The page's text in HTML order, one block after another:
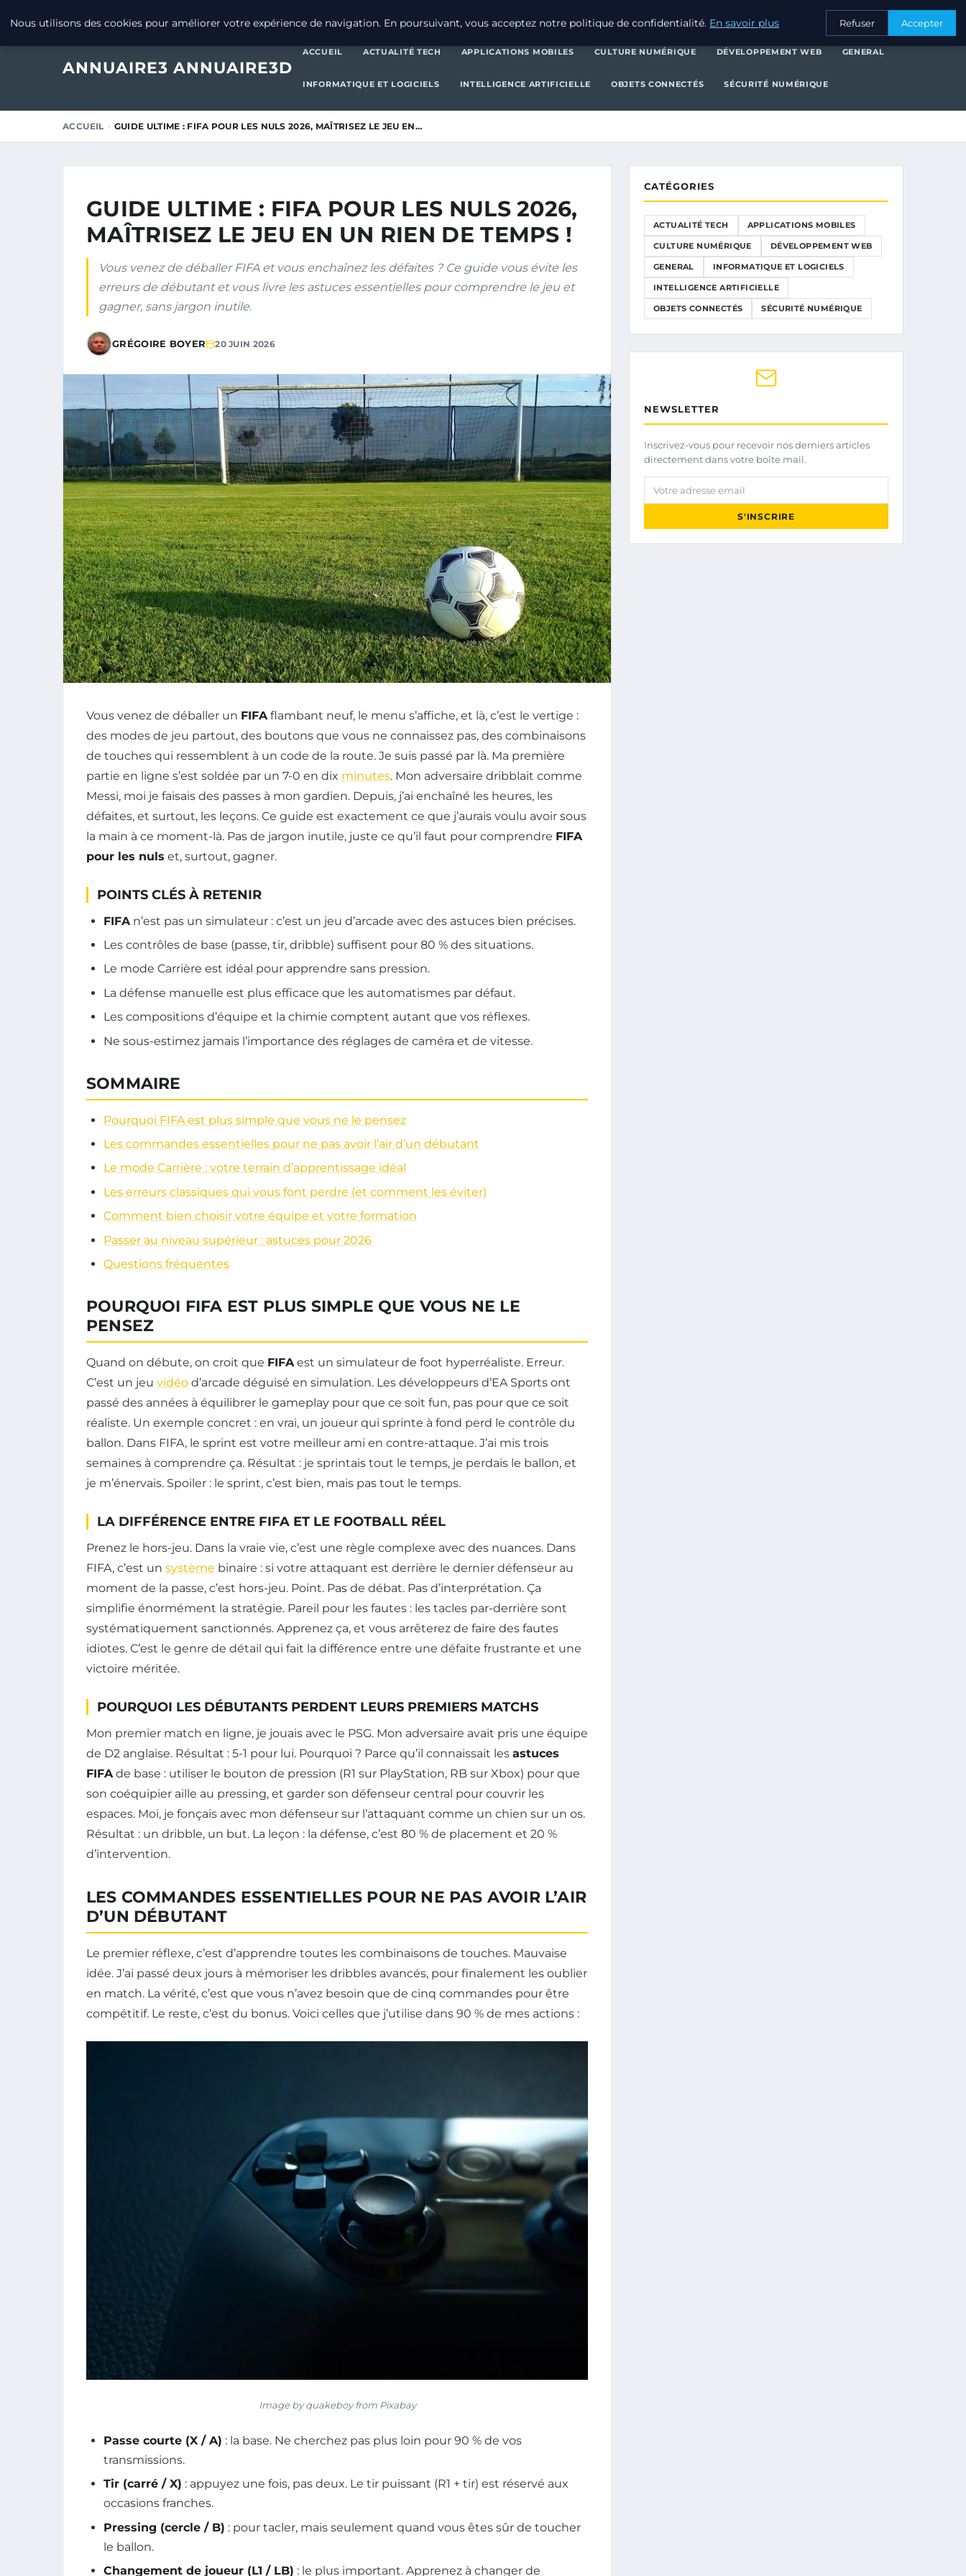
DÉVELOPPEMENT WEB
ANNUAIRE3 ANNUAIRE3D
ACCUEIL ACTUALITÉ TECH APPLICATIONS MOBILES CULTURE NUMÉRIQUE DÉVELOPPEMENT WEB GENERAL
INFORMATIQUE ET LOGICIELS INTELLIGENCE ARTIFICIELLE OBJETS CONNECTÉS SÉCURITÉ NUMÉRIQUE
ACCUEIL GUIDE ULTIME : FIFA POUR LES NULS 2026, MAÎTRISEZ LE JEU EN…
GUIDE ULTIME : FIFA POUR LES NULS 2026,
MAÎTRISEZ LE JEU EN UN RIEN DE TEMPS !
Vous venez de déballer FIFA et vous enchaînez les défaites ? Ce guide vous évite les
erreurs de débutant et vous livre les astuces essentielles pour comprendre le jeu et
gagner, sans jargon inutile.
GRÉGOIRE BOYER 20 JUIN 2026
Vous venez de déballer un FIFA flambant neuf, le menu s’affiche, et là, c’est le vertige :
des modes de jeu partout, des boutons que vous ne connaissez pas, des combinaisons
de touches qui ressemblent à un code de la route. Je suis passé par là. Ma première
partie en ligne s’est soldée par un 7-0 en dix minutes. Mon adversaire dribblait comme
Messi, moi je faisais des passes à mon gardien. Depuis, j’ai enchaîné les heures, les
défaites, et surtout, les leçons. Ce guide est exactement ce que j’aurais voulu avoir sous
la main à ce moment-là. Pas de jargon inutile, juste ce qu’il faut pour comprendre FIFA
pour les nuls et, surtout, gagner.
POINTS CLÉS À RETENIR
FIFA n’est pas un simulateur : c’est un jeu d’arcade avec des astuces bien précises.
Les contrôles de base (passe, tir, dribble) suffisent pour 80 % des situations.
Le mode Carrière est idéal pour apprendre sans pression.
La défense manuelle est plus efficace que les automatismes par défaut.
Les compositions d’équipe et la chimie comptent autant que vos réflexes.
Ne sous-estimez jamais l’importance des réglages de caméra et de vitesse.
SOMMAIRE
Pourquoi FIFA est plus simple que vous ne le pensez
Les commandes essentielles pour ne pas avoir l’air d’un débutant
Le mode Carrière : votre terrain d’apprentissage idéal
Les erreurs classiques qui vous font perdre (et comment les éviter)
Comment bien choisir votre équipe et votre formation
Passer au niveau supérieur : astuces pour 2026
Questions fréquentes
POURQUOI FIFA EST PLUS SIMPLE QUE VOUS NE LE
PENSEZ
Quand on débute, on croit que FIFAest un simulateur de foot hyperréaliste. Erreur.
C’est un jeu vidéo d’arcade déguisé en simulation. Les développeurs d’EA Sports ont
passé des années à équilibrer le gameplay pour que ce soit fun, pas pour que ce soit
réaliste. Un exemple concret : en vrai, un joueur qui sprinte à fond perd le contrôle du
ballon. Dans FIFA, le sprint est votre meilleur ami en contre-attaque. J’ai mis trois
semaines à comprendre ça. Résultat : je sprintais tout le temps, je perdais le ballon, et
je m’énervais. Spoiler : le sprint, c’est bien, mais pas tout le temps.
LA DIFFÉRENCE ENTRE FIFA ET LE FOOTBALL RÉEL
Prenez le hors-jeu. Dans la vraie vie, c’est une règle complexe avec des nuances. Dans
FIFA, c’est un système binaire : si votre attaquant est derrière le dernier défenseur au
moment de la passe, c’est hors-jeu. Point. Pas de débat. Pas d’interprétation. Ça
simplifie énormément la stratégie. Pareil pour les fautes : les tacles par-derrière sont
systématiquement sanctionnés. Apprenez ça, et vous arrêterez de faire des fautes
idiotes. C’est le genre de détail qui fait la différence entre une défaite frustrante et une
victoire méritée.
POURQUOI LES DÉBUTANTS PERDENT LEURS PREMIERS MATCHS
Mon premier match en ligne, je jouais avec le PSG. Mon adversaire avait pris une équipe
de D2 anglaise. Résultat : 5-1 pour lui. Pourquoi ? Parce qu’il connaissait les astuces
FIFAde base : utiliser le bouton de pression (R1 sur PlayStation, RB sur Xbox) pour que
son coéquipier aille au pressing, et garder son défenseur central pour couvrir les
espaces. Moi, je fonçais avec mon défenseur sur l’attaquant comme un chien sur un os.
Résultat : un dribble, un but. La leçon : la défense, c’est 80 % de placement et 20 %
d’intervention.
LES COMMANDES ESSENTIELLES POUR NE PAS AVOIR L’AIR
D’UN DÉBUTANT
Le premier réflexe, c’est d’apprendre toutes les combinaisons de touches. Mauvaise
idée. J’ai passé deux jours à mémoriser les dribbles avancés, pour finalement les oublier
en match. La vérité, c’est que vous n’avez besoin que de cinq commandes pour être
compétitif. Le reste, c’est du bonus. Voici celles que j’utilise dans 90 % de mes actions :
Image by quakeboy from Pixabay
Passe courte (X / A) : la base. Ne cherchez pas plus loin pour 90 % de vos
transmissions.
Tir (carré / X) : appuyez une fois, pas deux. Le tir puissant (R1 + tir) est réservé aux
occasions franches.
Pressing (cercle / B) : pour tacler, mais seulement quand vous êtes sûr de toucher
le ballon.
Changement de joueur (L1 / LB) : le plus important. Apprenez à changer de
CATÉGORIES
ACTUALITÉ TECH APPLICATIONS MOBILES
CULTURE NUMÉRIQUE DÉVELOPPEMENT WEB
GENERAL INFORMATIQUE ET LOGICIELS
INTELLIGENCE ARTIFICIELLE
OBJETS CONNECTÉS SÉCURITÉ NUMÉRIQUE
NEWSLETTER
Inscrivez-vous pour recevoir nos derniers articles
directement dans votre boîte mail.
Votre adresse email
S'INSCRIRE
Nous utilisons des cookies pour améliorer votre expérience de navigation. En poursuivant, vous acceptez notre politique de confidentialité. En savoir plus Refuser Accepter